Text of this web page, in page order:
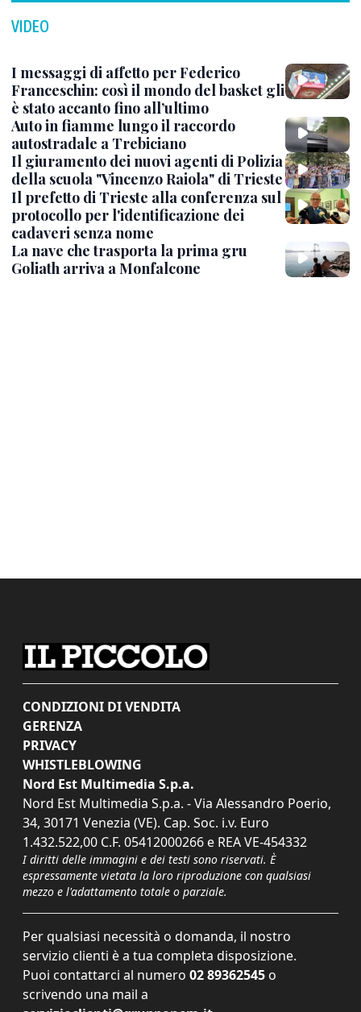
VIDEO
I messaggi di affetto per Federico
Franceschin: così il mondo del basket gli
è stato accanto fino all’ultimo
Auto in fiamme lungo il raccordo
autostradale a Trebiciano
Il giuramento dei nuovi agenti di Polizia
della scuola "Vincenzo Raiola" di Trieste
Il prefetto di Trieste alla conferenza sul
protocollo per l'identificazione dei
cadaveri senza nome
La nave che trasporta la prima gru
Goliath arriva a Monfalcone
CONDIZIONI DI VENDITA
GERENZA
PRIVACY
WHISTLEBLOWING
Nord Est Multimedia S.p.a.
Nord Est Multimedia S.p.a. - Via Alessandro Poerio,
34, 30171 Venezia (VE). Cap. Soc. i.v. Euro
1.432.522,00 C.F. 05412000266 e REA VE-454332
I diritti delle immagini e dei testi sono riservati. È
espressamente vietata la loro riproduzione con qualsiasi
mezzo e l'adattamento totale o parziale.
Per qualsiasi necessità o domanda, il nostro
servizio clienti è a tua completa disposizione.
Puoi contattarci al numero 02 89362545 o
scrivendo una mail a